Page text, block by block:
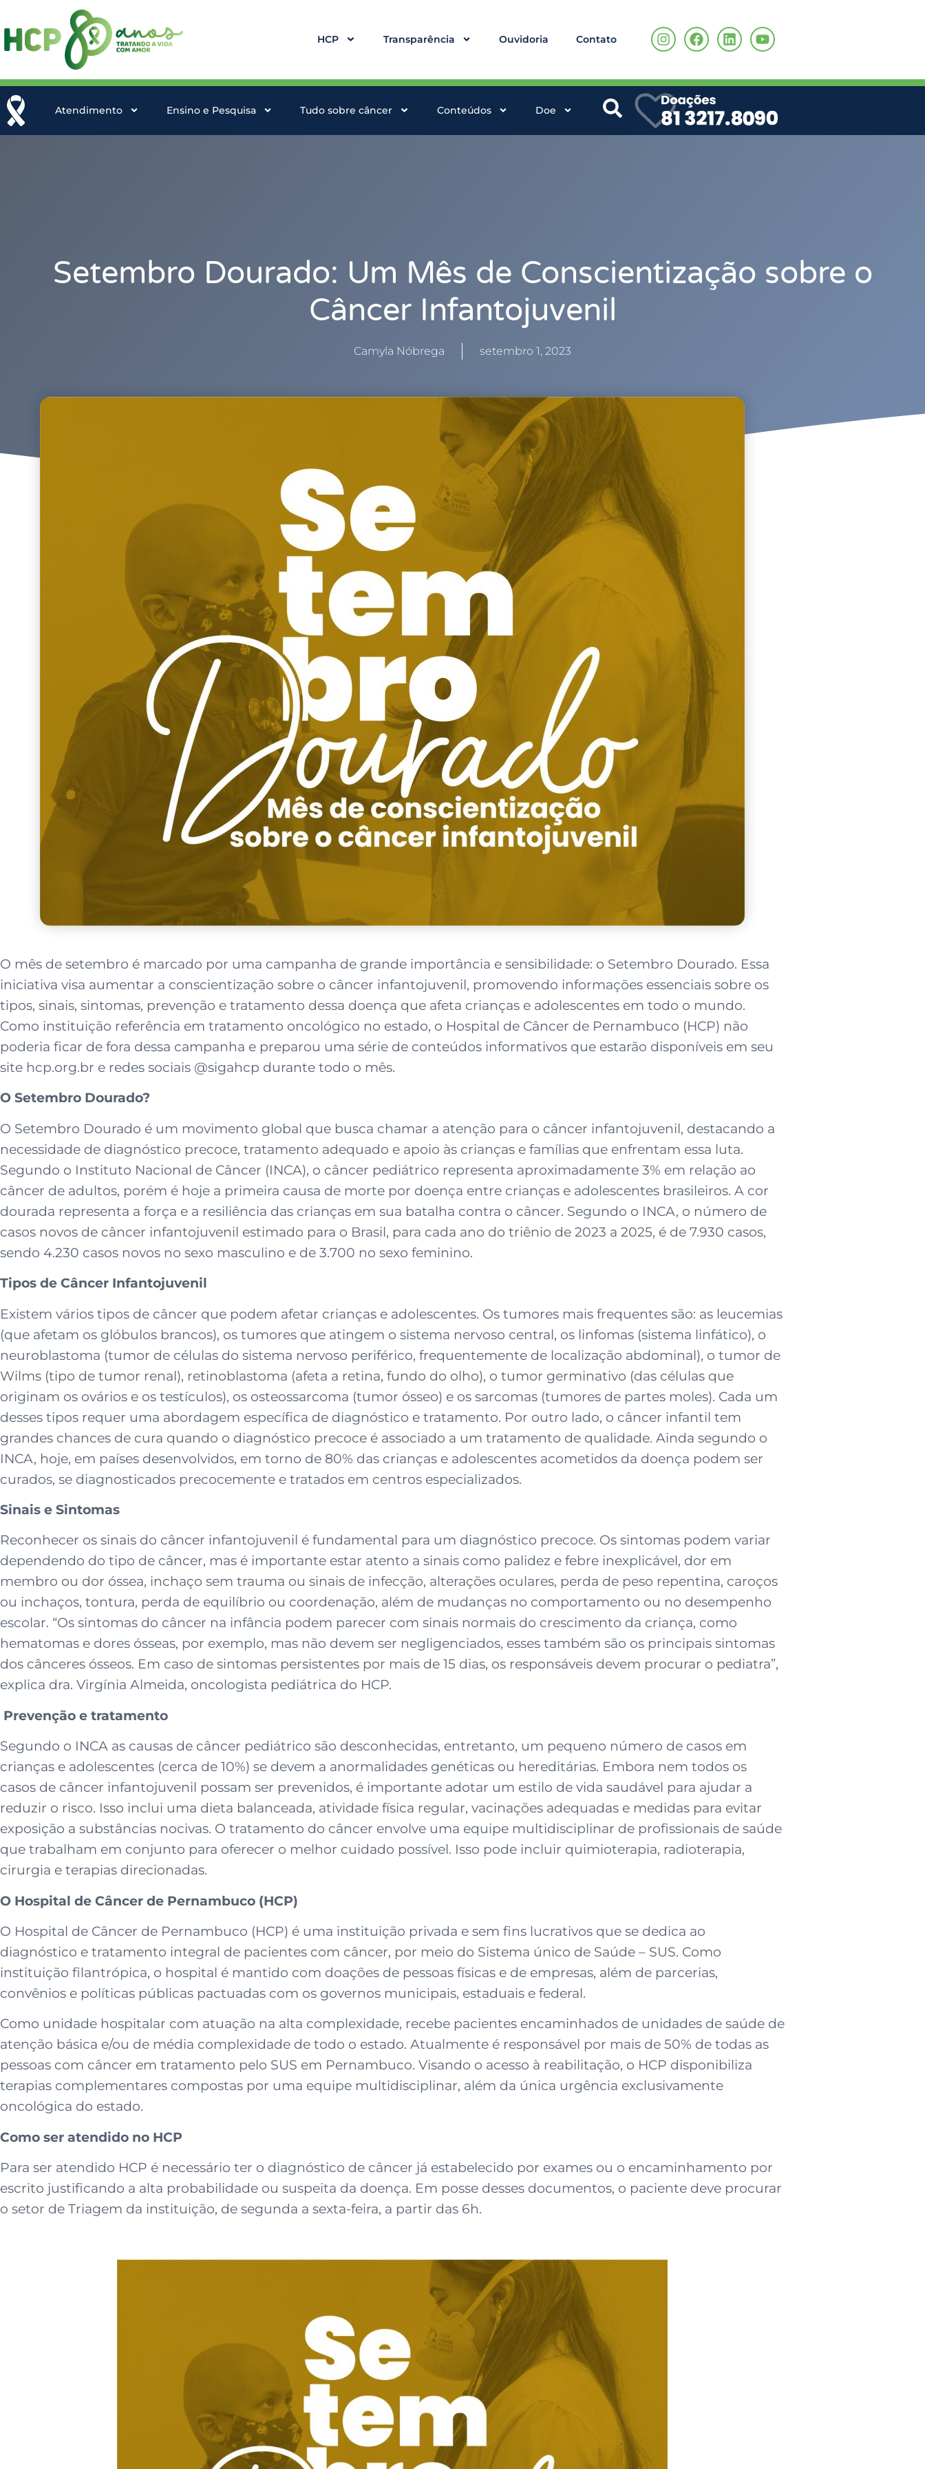
HCP Transparência Ouvidoria Contato
Atendimento Ensino e Pesquisa Tudo sobre câncer Conteúdos Doe
Setembro Dourado: Um Mês de Conscientização sobre o
Câncer Infantojuvenil
Camyla Nóbrega setembro 1, 2023
O mês de setembro é marcado por uma campanha de grande importância e sensibilidade: o Setembro Dourado. Essa
iniciativa visa aumentar a conscientização sobre o câncer infantojuvenil, promovendo informações essenciais sobre os
tipos, sinais, sintomas, prevenção e tratamento dessa doença que afeta crianças e adolescentes em todo o mundo.
Como instituição referência em tratamento oncológico no estado, o Hospital de Câncer de Pernambuco (HCP) não
poderia ficar de fora dessa campanha e preparou uma série de conteúdos informativos que estarão disponíveis em seu
site hcp.org.br e redes sociais @sigahcp durante todo o mês.
O Setembro Dourado?
O Setembro Dourado é um movimento global que busca chamar a atenção para o câncer infantojuvenil, destacando a
necessidade de diagnóstico precoce, tratamento adequado e apoio às crianças e famílias que enfrentam essa luta.
Segundo o Instituto Nacional de Câncer (INCA), o câncer pediátrico representa aproximadamente 3% em relação ao
câncer de adultos, porém é hoje a primeira causa de morte por doença entre crianças e adolescentes brasileiros. A cor
dourada representa a força e a resiliência das crianças em sua batalha contra o câncer. Segundo o INCA, o número de
casos novos de câncer infantojuvenil estimado para o Brasil, para cada ano do triênio de 2023 a 2025, é de 7.930 casos,
sendo 4.230 casos novos no sexo masculino e de 3.700 no sexo feminino.
Tipos de Câncer Infantojuvenil
Existem vários tipos de câncer que podem afetar crianças e adolescentes. Os tumores mais frequentes são: as leucemias
(que afetam os glóbulos brancos), os tumores que atingem o sistema nervoso central, os linfomas (sistema linfático), o
neuroblastoma (tumor de células do sistema nervoso periférico, frequentemente de localização abdominal), o tumor de
Wilms (tipo de tumor renal), retinoblastoma (afeta a retina, fundo do olho), o tumor germinativo (das células que
originam os ovários e os testículos), os osteossarcoma (tumor ósseo) e os sarcomas (tumores de partes moles). Cada um
desses tipos requer uma abordagem específica de diagnóstico e tratamento. Por outro lado, o câncer infantil tem
grandes chances de cura quando o diagnóstico precoce é associado a um tratamento de qualidade. Ainda segundo o
INCA, hoje, em países desenvolvidos, em torno de 80% das crianças e adolescentes acometidos da doença podem ser
curados, se diagnosticados precocemente e tratados em centros especializados.
Sinais e Sintomas
Reconhecer os sinais do câncer infantojuvenil é fundamental para um diagnóstico precoce. Os sintomas podem variar
dependendo do tipo de câncer, mas é importante estar atento a sinais como palidez e febre inexplicável, dor em
membro ou dor óssea, inchaço sem trauma ou sinais de infecção, alterações oculares, perda de peso repentina, caroços
ou inchaços, tontura, perda de equilíbrio ou coordenação, além de mudanças no comportamento ou no desempenho
escolar. “Os sintomas do câncer na infância podem parecer com sinais normais do crescimento da criança, como
hematomas e dores ósseas, por exemplo, mas não devem ser negligenciados, esses também são os principais sintomas
dos cânceres ósseos. Em caso de sintomas persistentes por mais de 15 dias, os responsáveis devem procurar o pediatra”,
explica dra. Virgínia Almeida, oncologista pediátrica do HCP.
Prevenção e tratamento
Segundo o INCA as causas de câncer pediátrico são desconhecidas, entretanto, um pequeno número de casos em
crianças e adolescentes (cerca de 10%) se devem a anormalidades genéticas ou hereditárias. Embora nem todos os
casos de câncer infantojuvenil possam ser prevenidos, é importante adotar um estilo de vida saudável para ajudar a
reduzir o risco. Isso inclui uma dieta balanceada, atividade física regular, vacinações adequadas e medidas para evitar
exposição a substâncias nocivas. O tratamento do câncer envolve uma equipe multidisciplinar de profissionais de saúde
que trabalham em conjunto para oferecer o melhor cuidado possível. Isso pode incluir quimioterapia, radioterapia,
cirurgia e terapias direcionadas.
O Hospital de Câncer de Pernambuco (HCP)
O Hospital de Câncer de Pernambuco (HCP) é uma instituição privada e sem fins lucrativos que se dedica ao
diagnóstico e tratamento integral de pacientes com câncer, por meio do Sistema único de Saúde – SUS. Como
instituição filantrópica, o hospital é mantido com doações de pessoas físicas e de empresas, além de parcerias,
convênios e políticas públicas pactuadas com os governos municipais, estaduais e federal.
Como unidade hospitalar com atuação na alta complexidade, recebe pacientes encaminhados de unidades de saúde de
atenção básica e/ou de média complexidade de todo o estado. Atualmente é responsável por mais de 50% de todas as
pessoas com câncer em tratamento pelo SUS em Pernambuco. Visando o acesso à reabilitação, o HCP disponibiliza
terapias complementares compostas por uma equipe multidisciplinar, além da única urgência exclusivamente
oncológica do estado.
Como ser atendido no HCP
Para ser atendido HCP é necessário ter o diagnóstico de câncer já estabelecido por exames ou o encaminhamento por
escrito justificando a alta probabilidade ou suspeita da doença. Em posse desses documentos, o paciente deve procurar
o setor de Triagem da instituição, de segunda a sexta-feira, a partir das 6h.